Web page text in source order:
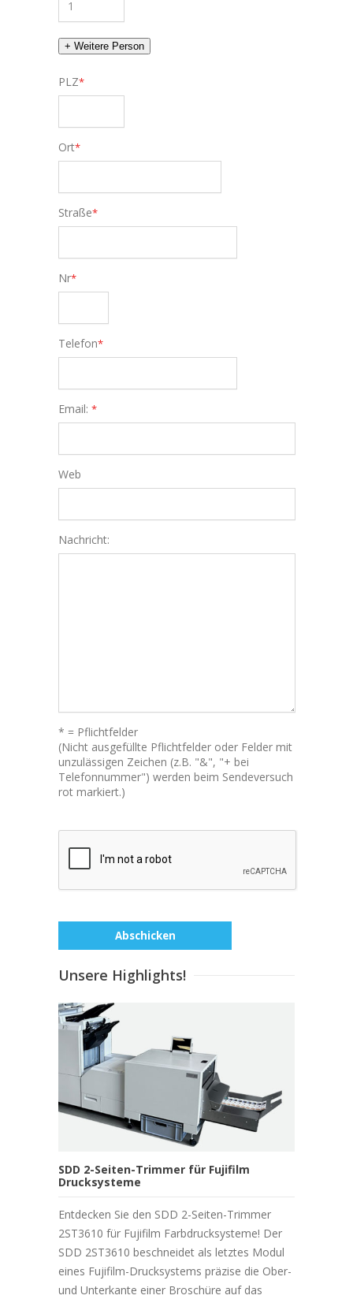
+ Weitere Person
PLZ*
Ort*
Straße*
Nr*
Telefon*
Email: *
Web
Nachricht:
* = Pflichtfelder
(Nicht ausgefüllte Pflichtfelder oder Felder mit
unzulässigen Zeichen (z.B. "&", "+ bei
Telefonnummer") werden beim Sendeversuch
rot markiert.)
Unsere Highlights!
SDD 2-Seiten-Trimmer für Fujifilm
Drucksysteme
Entdecken Sie den SDD 2-Seiten-Trimmer
2ST3610 für Fujifilm Farbdrucksysteme! Der
SDD 2ST3610 beschneidet als letztes Modul
eines Fujifilm-Drucksystems präzise die Ober-
und Unterkante einer Broschüre auf das